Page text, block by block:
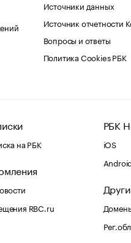
Источники данных
Источник отчетности
Вопросы и ответы
Политика Cookies РБК
на РБК
RBC.ru
РБК
iOS